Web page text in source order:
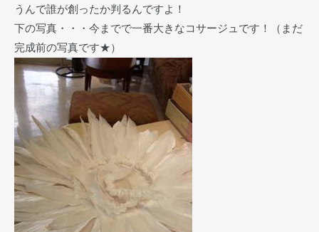
うんで誰が創ったか判るんですよ！
下の写真・・・今までで一番大きなコサージュです！（まだ
完成前の写真です★）